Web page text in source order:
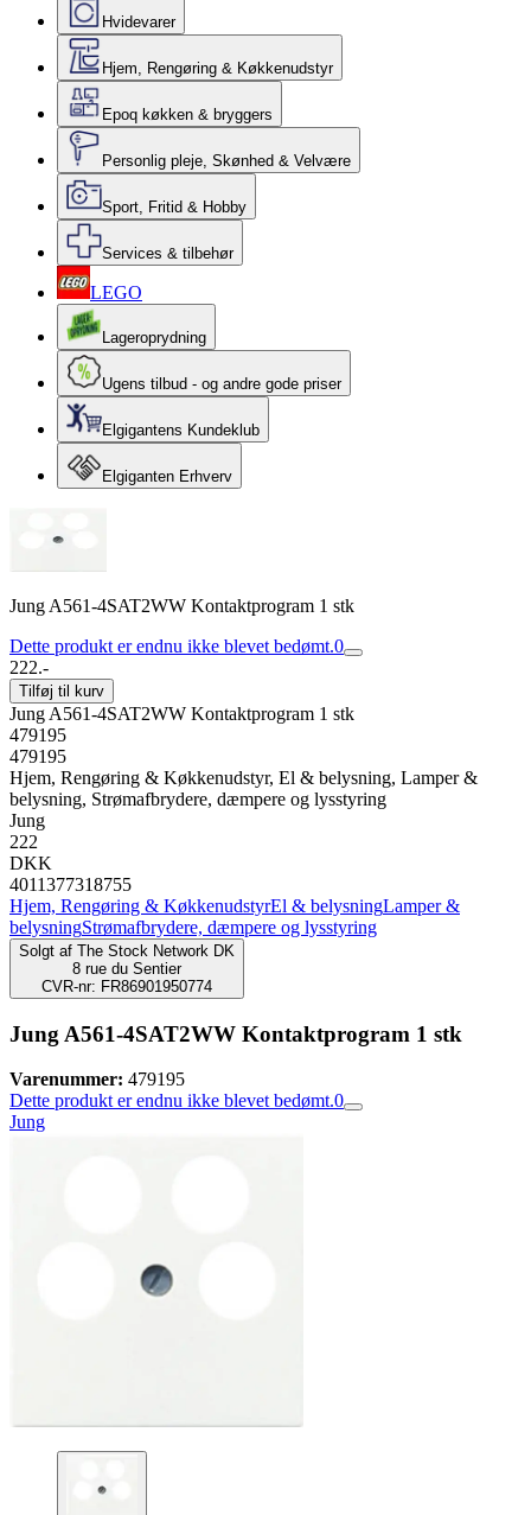
Hvidevarer
Hjem, Rengøring & Køkkenudstyr
Epoq køkken & bryggers
Personlig pleje, Skønhed & Velvære
Sport, Fritid & Hobby
Services & tilbehør
LEGO
Lageroprydning
Ugens tilbud - og andre gode priser
Elgigantens Kundeklub
Elgiganten Erhverv
Jung A561-4SAT2WW Kontaktprogram 1 stk
Dette produkt er endnu ikke blevet bedømt.0
222.-
Tilføj til kurv
Jung A561-4SAT2WW Kontaktprogram 1 stk
479195
479195
Hjem, Rengøring & Køkkenudstyr, El & belysning, Lamper &
belysning, Strømafbrydere, dæmpere og lysstyring
Jung
222
DKK
4011377318755
Hjem, Rengøring & KøkkenudstyrEl & belysningLamper &
belysningStrømafbrydere, dæmpere og lysstyring
Solgt af The Stock Network DK
8 rue du Sentier
CVR-nr: FR86901950774
Jung A561-4SAT2WW Kontaktprogram 1 stk
Varenummer: 479195
Dette produkt er endnu ikke blevet bedømt.0
Jung